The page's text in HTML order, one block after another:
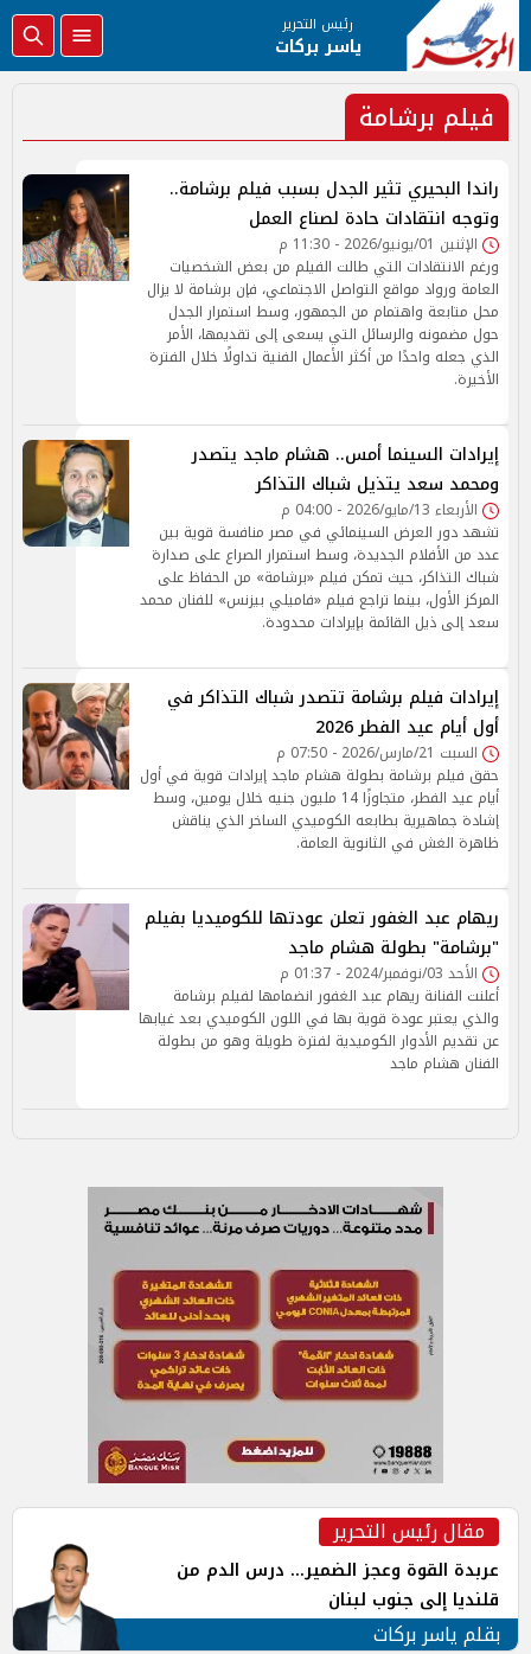
رئيس التحرير
ياسر بركات
فيلم برشامة
راندا البحيري تثير الجدل بسبب فيلم برشامة..
وتوجه انتقادات حادة لصناع العمل
الإثنين 01/يونيو/2026 - 11:30 م
ورغم الانتقادات التي طالت الفيلم من بعض الشخصيات
العامة ورواد مواقع التواصل الاجتماعي، فإن برشامة لا يزال
محل متابعة واهتمام من الجمهور، وسط استمرار الجدل
حول مضمونه والرسائل التي يسعى إلى تقديمها، الأمر
الذي جعله واحدًا من أكثر الأعمال الفنية تداولًا خلال الفترة
الأخيرة.
إيرادات السينما أمس.. هشام ماجد يتصدر
ومحمد سعد يتذيل شباك التذاكر
الأربعاء 13/مايو/2026 - 04:00 م
تشهد دور العرض السينمائي في مصر منافسة قوية بين
عدد من الأفلام الجديدة، وسط استمرار الصراع على صدارة
شباك التذاكر، حيث تمكن فيلم «برشامة» من الحفاظ على
المركز الأول، بينما تراجع فيلم «فاميلي بيزنس» للفنان محمد
سعد إلى ذيل القائمة بإيرادات محدودة.
إيرادات فيلم برشامة تتصدر شباك التذاكر في
أول أيام عيد الفطر 2026
السبت 21/مارس/2026 - 07:50 م
حقق فيلم برشامة بطولة هشام ماجد إيرادات قوية في أول
أيام عيد الفطر، متجاوزًا 14 مليون جنيه خلال يومين، وسط
إشادة جماهيرية بطابعه الكوميدي الساخر الذي يناقش
ظاهرة الغش في الثانوية العامة.
ريهام عبد الغفور تعلن عودتها للكوميديا بفيلم
"برشامة" بطولة هشام ماجد
الأحد 03/نوفمبر/2024 - 01:37 م
أعلنت الفنانة ريهام عبد الغفور انضمامها لفيلم برشامة
والذي يعتبر عودة قوية بها في اللون الكوميدي بعد غيابها
عن تقديم الأدوار الكوميدية لفترة طويلة وهو من بطولة
الفنان هشام ماجد
مقال رئيس التحرير
عربدة القوة وعجز الضمير... درس الدم من
قلنديا إلى جنوب لبنان
بقلم ياسر بركات